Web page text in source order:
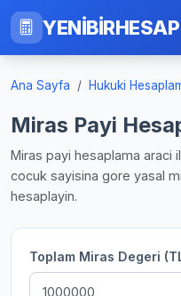
YENİBİRHESAP
Ana Sayfa Hukuki
Miras Payi
Miras payi hesaplama araci
cocuk sayisina gore yasal
hesaplayin.
Toplam Miras Degeri